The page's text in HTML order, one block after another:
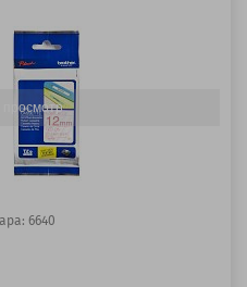
6640